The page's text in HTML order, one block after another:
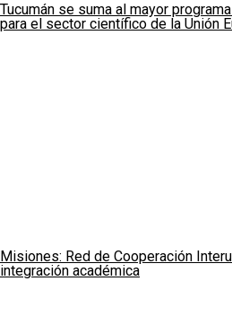
Tucumán se suma al mayor
para el sector científico de la Unión
Misiones: Red de Cooperación
integración académica